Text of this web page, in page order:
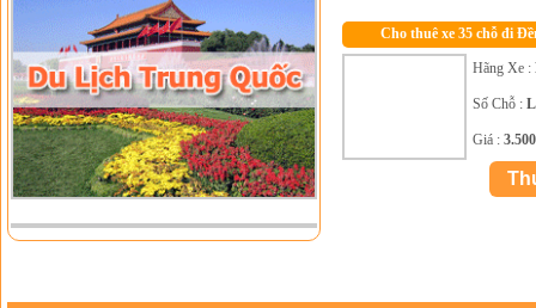
Cho thuê xe 35 chỗ đi
Hãng Xe :
Số Chỗ :
Giá :